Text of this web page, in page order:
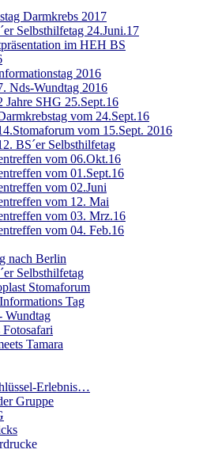
Darmkrebs 2017
Selbsthilfetag 24.Juni.17
im HEH BS
2016
Nds-Wundtag 2016
Jahre SHG 25.Sept.16
vom 24.Sept.16
vom 15.Sept. 2016
BS´er Selbsthilfetag
vom 06.Okt.16
vom 01.Sept.16
vom 02.Juni
vom 12. Mai
vom 03. Mrz.16
vom 04. Feb.16
nach Berlin
Selbsthilfetag
Stomaforum
Tag
Wundtag
Fotosafari
Tamara
Erlebnis…
Gruppe